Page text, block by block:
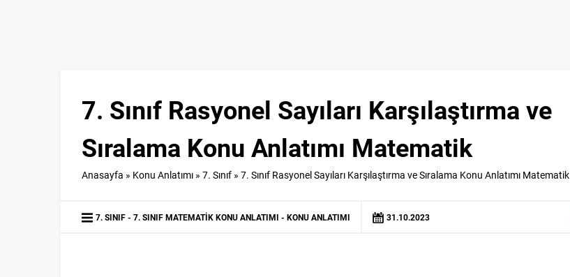
7. Sınıf Rasyonel Sayıları Karşılaştırma ve
Sıralama Konu Anlatımı Matematik
Anasayfa » Konu Anlatımı » 7. Sınıf » 7. Sınıf Rasyonel Sayıları Karşılaştırma ve Sıralama Konu Anlatımı Matematik
7. SINIF 7. SINIF MATEMATIK KONU ANLATIMI KONU ANLATIMI 31.10.2023